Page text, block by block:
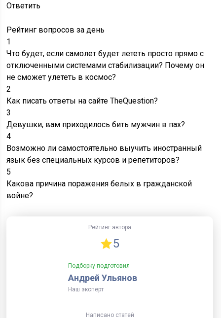
не сможет улететь в космос?
Как писать ответы на сайте TheQuestion?
3
Девушки, вам приходилось бить мужчин в пах?
4
Возможно ли самостоятельно выучить иностранный
язык без специальных курсов и репетиторов?
5
Какова причина поражения белых в гражданской
войне?
Написано статей
(пока оценок нет)